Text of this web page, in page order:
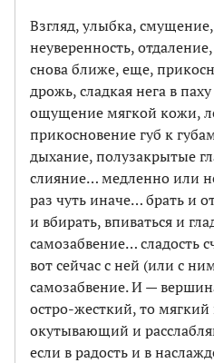
Взгляд, улыбка,
неуверенность,
снова ближе, еще,
дрожь, сладкая нега в
ощущение мягкой кожи,
прикосновение губ к
дыхание, полузакрытые
слияние… медленно или
раз чуть иначе… брать и
и вбирать, впиваться и
самозабвение… сладость
вот сейчас с ней (или с
самозабвение. И —
остро-жесткий, то
окутывающий и
если в радость и в